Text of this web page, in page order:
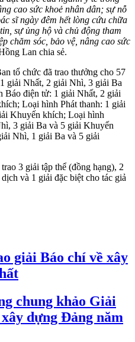
cao sức khoẻ nhân dân; sự nỗ
sĩ ngày đêm hết lòng cứu chữa
sự ủng hộ và chủ động tham
chăm sóc, bảo vệ, nâng cao sức
Lan chia sẻ.
tổ chức đã trao thưởng cho 57
giải Nhất, 2 giải Nhì, 3 giải Ba
điện tử: 1 giải Nhất, 2 giải
Loại hình Phát thanh: 1 giải
Khuyến khích; Loại hình
3 giải Ba và 5 giải Khuyến
Nhì, 1 giải Ba và 5 giải
3 giải tập thể (đồng hạng), 2
và 1 giải đặc biệt cho tác giả
giải Báo chí về xây
chung khảo Giải
dựng Đảng năm